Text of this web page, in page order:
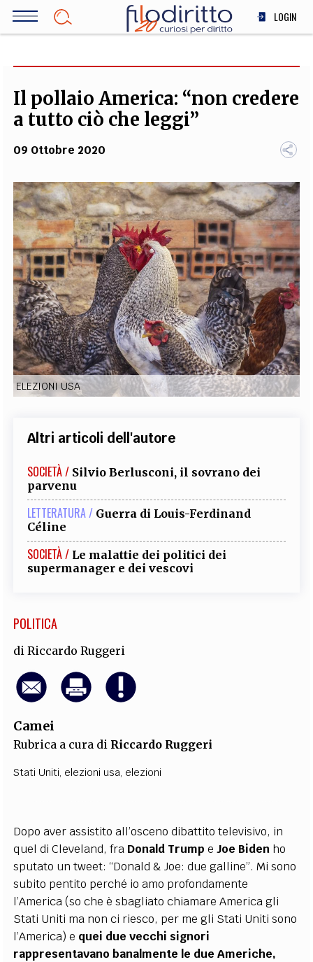
Salta
LOGIN
SOCIETÀ
MEDICINA
SCIENZA
ALTRO
TEAM
FILODIRITTO REDAZIONE COMITATO SCIENTIFICO AUTORI CURATORI
FOTOGRAFI PARTNER COLLABORA CON NOI
EXTRA
CODICI RUBRICHE LIBRI PROCEEDINGS PUBBLICITÀ CONTATTI
SOCIAL MEDIA
Il pollaio America: “non credere
a tutto ciò che leggi”
09 Ottobre 2020
ELEZIONI USA
Altri articoli dell'autore
SOCIETÀ / Silvio Berlusconi, il sovrano dei
parvenu
LETTERATURA / Guerra di Louis-Ferdinand
Céline
SOCIETÀ / Le malattie dei politici dei
supermanager e dei vescovi
POLITICA
diRiccardo Ruggeri
Camei
Rubrica a cura di Riccardo Ruggeri
Stati Uniti, elezioni usa, elezioni
Dopo aver assistito all’osceno dibattito televisivo, in
quel di Cleveland, fra Donald Trump eJoe Biden ho
sputato un tweet: “Donald & Joe: due galline”. Mi sono
subito pentito perché io amo profondamente
l’America (so che è sbagliato chiamare America gli
Stati Uniti ma non ci riesco, per me gli Stati Uniti sono
l’America) e quei due vecchi signori
rappresentavano banalmente le due Americhe,